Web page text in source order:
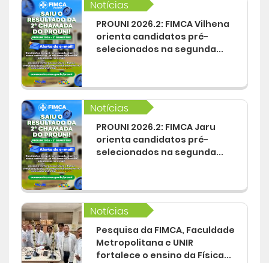
Notícias
PROUNI 2026.2: FIMCA Vilhena
orienta candidatos pré-
selecionados na segunda...
Notícias
PROUNI 2026.2: FIMCA Jaru
orienta candidatos pré-
selecionados na segunda...
Notícias
Pesquisa da FIMCA, Faculdade
Metropolitana e UNIR
fortalece o ensino da Física...